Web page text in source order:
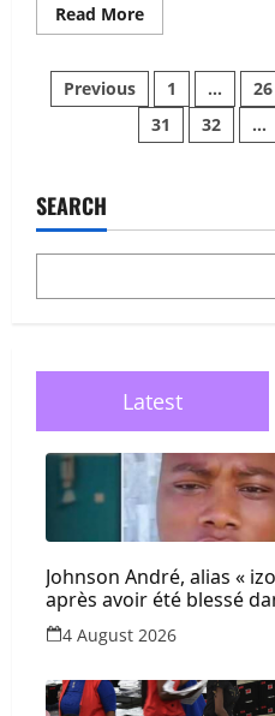
Read MoreRead
more
:
nouveau
ministre
de
prochaines
heures
Posts
pagination
Previous 1 … 26
31
32 …
SEARCH
Latest
Johnson André, alias «
après avoir été blessé
4 August 2026